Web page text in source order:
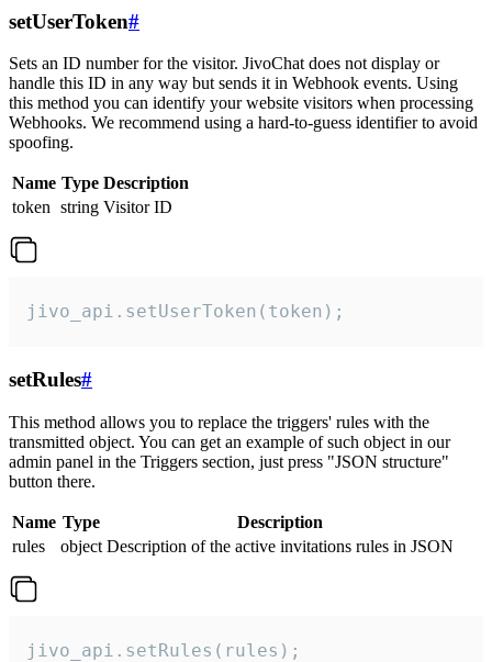
setUserToken#
Sets an ID number for the visitor. JivoChat does not display or
handle this ID in any way but sends it in Webhook events. Using
this method you can identify your website visitors when processing
Webhooks. We recommend using a hard-to-guess identifier to avoid
spoofing.
Name Type Description
token string Visitor ID
jivo_api.setUserToken(token);
setRules#
This method allows you to replace the triggers' rules with the
transmitted object. You can get an example of such object in our
admin panel in the Triggers section, just press "JSON structure"
button there.
Name Type
Description
rules
object Description of the active invitations rules in JSON
jivo_api.setRules(rules);